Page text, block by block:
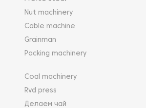
Nut machinery
Cable machine
Grainman
Packing machinery
Coal machinery
Rvd press
Делаем чай